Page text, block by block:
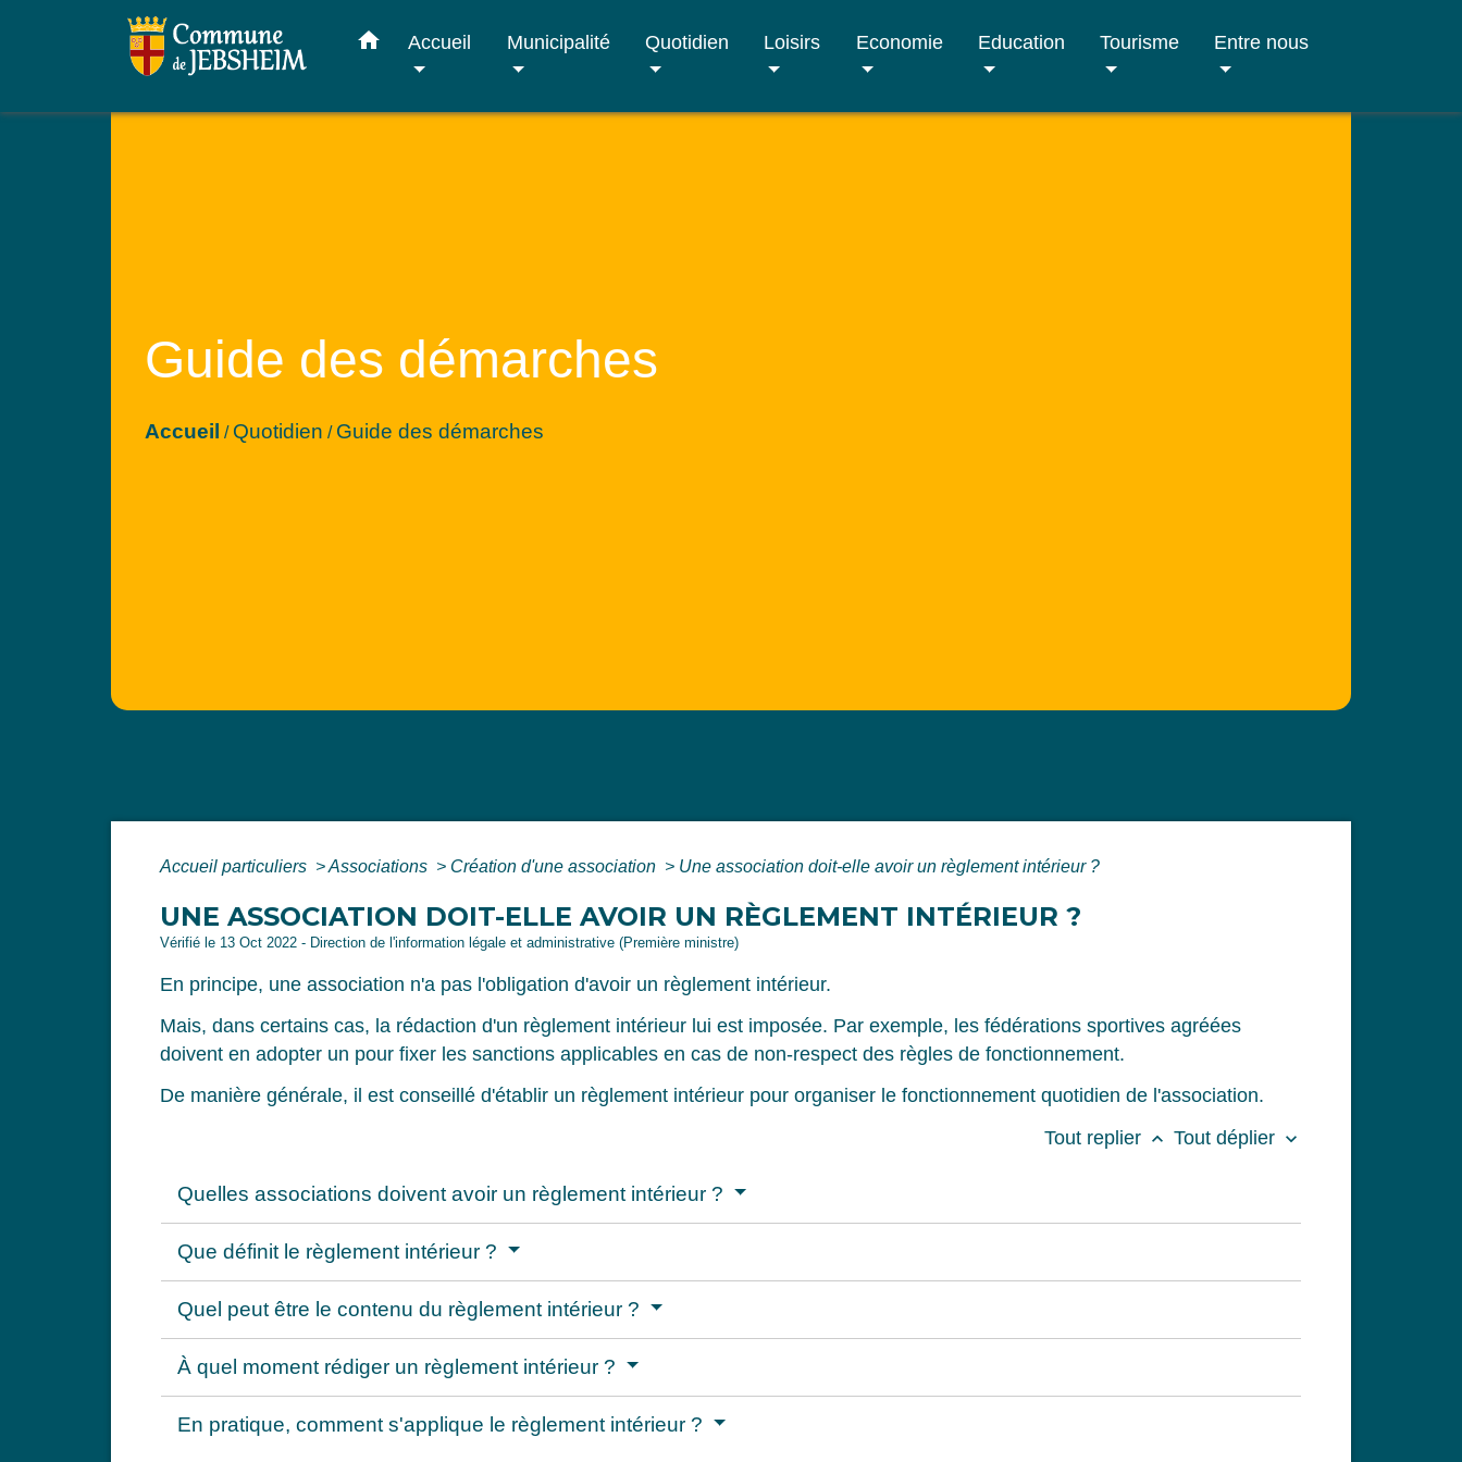
home Accueil Municipalité Quotidien Loisirs Economie Education Tourisme Entre nous
Guide des démarches
Accueil / Quotidien / Guide des démarches
Accueil particuliers >Associations > Création d'une association > Une association doit-elle avoir un règlement intérieur ?
UNE ASSOCIATION DOIT-ELLE AVOIR UN RÈGLEMENT INTÉRIEUR ?
Vérifié le 13 Oct 2022 - Direction de l'information légale et administrative (Première ministre)
En principe, une association n'a pas l'obligation d'avoir un règlement intérieur.
Mais, dans certains cas, la rédaction d'un règlement intérieur lui est imposée. Par exemple, les fédérations sportives agréées
doivent en adopter un pour fixer les sanctions applicables en cas de non-respect des règles de fonctionnement.
De manière générale, il est conseillé d'établir un règlement intérieur pour organiser le fonctionnement quotidien de l'association.
Tout replier keyboard_arrow_up Tout déplier keyboard_arrow_down
Quelles associations doivent avoir un règlement intérieur ?
Que définit le règlement intérieur ?
Quel peut être le contenu du règlement intérieur ?
À quel moment rédiger un règlement intérieur ?
En pratique, comment s'applique le règlement intérieur ?